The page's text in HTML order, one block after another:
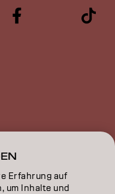
Erfahrung auf
um Inhalte und